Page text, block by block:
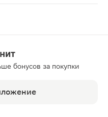
бонусов за покупки